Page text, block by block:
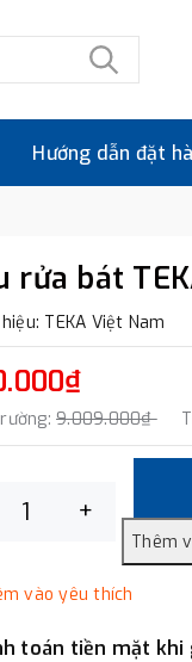
Hướng dẫn đặt
rửa bát
TEKA Việt Nam
9.009.000₫
+
toán tiền mặt khi